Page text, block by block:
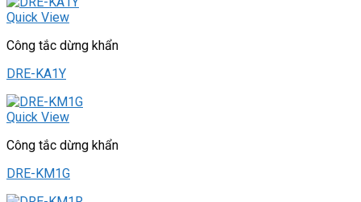
Quick View
Công tắc dừng khẩn
DRE-KA1Y
Quick View
Công tắc dừng khẩn
DRE-KM1G